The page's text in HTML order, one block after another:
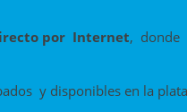
por Internet, donde
y disponibles en la